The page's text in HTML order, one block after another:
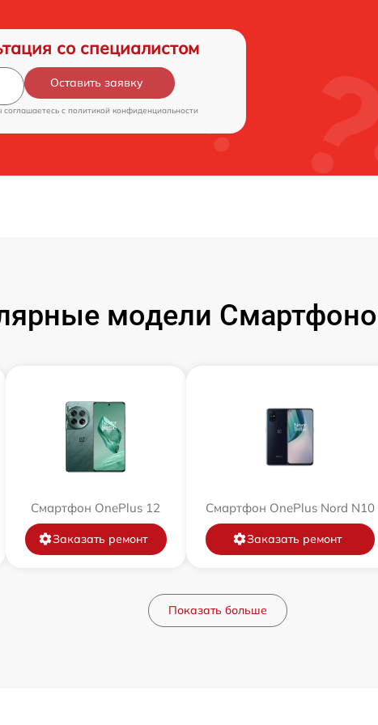
со специалистом
Оставить заявку
c политикой конфиденциальности
модели
Смартфон OnePlus 12
Заказать ремонт
Смартфон OnePlus Nord N10
Заказать ремонт
Показать больше